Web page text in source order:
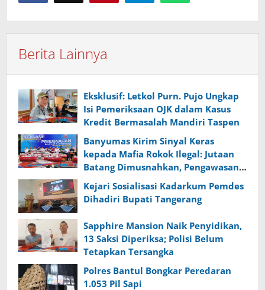
Berita Lainnya
Eksklusif: Letkol Purn. Pujo Ungkap
Isi Pemeriksaan OJK dalam Kasus
Kredit Bermasalah Mandiri Taspen
Banyumas Kirim Sinyal Keras
kepada Mafia Rokok Ilegal: Jutaan
Batang Dimusnahkan, Pengawasan
Diperketat
Kejari Sosialisasi Kadarkum Pemdes
Dihadiri Bupati Tangerang
Sapphire Mansion Naik Penyidikan,
13 Saksi Diperiksa; Polisi Belum
Tetapkan Tersangka
Polres Bantul Bongkar Peredaran
1.053 Pil Sapi